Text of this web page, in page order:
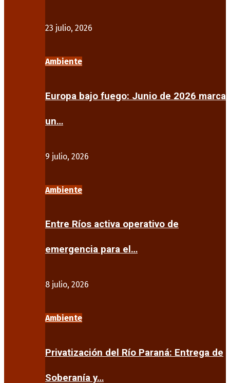
23 julio, 2026
Ambiente
Europa bajo fuego: Junio de 2026 marca
un…
9 julio, 2026
Ambiente
Entre Ríos activa operativo de
emergencia para el…
8 julio, 2026
Ambiente
Privatización del Río Paraná: Entrega de
Soberanía y…